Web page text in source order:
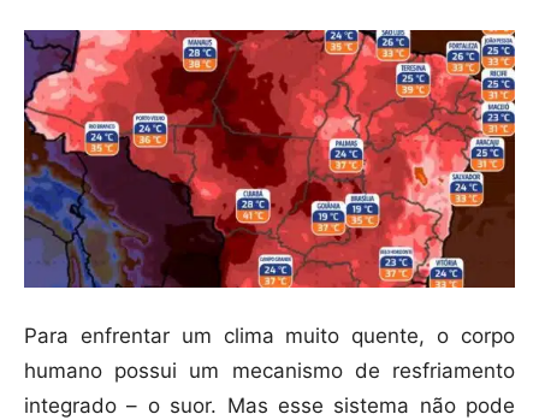
Para enfrentar um clima muito quente, o corpo
humano possui um mecanismo de resfriamento
integrado – o suor. Mas esse sistema não pode